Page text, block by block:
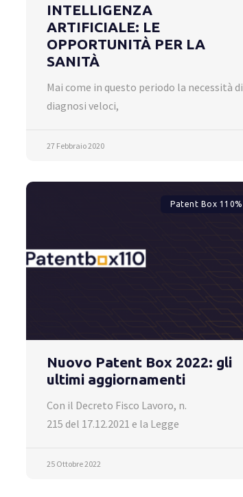
INTELLIGENZA
ARTIFICIALE: LE
OPPORTUNITÀ PER LA
SANITÀ
Mai come in questo periodo la necessità di
diagnosi veloci,
27 Febbraio 2020
Patent Box 110%
Nuovo Patent Box 2022: gli
ultimi aggiornamenti
Con il Decreto Fisco Lavoro, n.
215 del 17.12.2021 e la Legge
25 Ottobre 2022